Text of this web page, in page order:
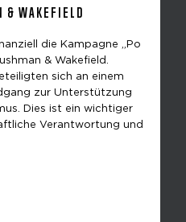
& WAKEFIELD
die Kampagne „Po
& Wakefield.
sich an einem
zur Unterstützung
Dies ist ein wichtiger
Verantwortung und